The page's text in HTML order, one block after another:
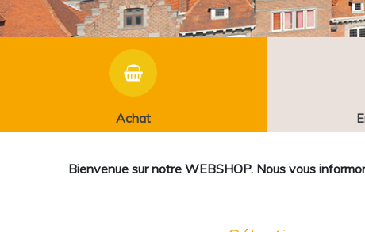
Achat
Bienvenue sur notre WEBSHOP. Nous vous